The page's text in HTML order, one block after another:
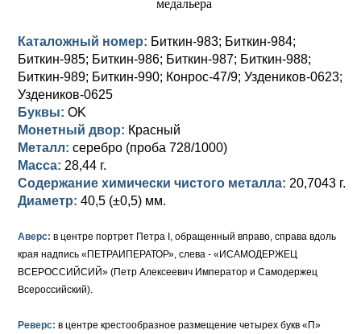
Для Польши
Памятные и донативные
Для Польши
Медь
Сибирские монеты
Для Молдавии и Валахии
Таврические монеты
Золото
Серебро
Медь
Для Пруссии
Ливонезы
Иоанн Антонович (1740-1741)
Анна Иоанновна (1730-1740)
Петр II (1727-1730)
Екатерина I (1725-1727)
Петр I (1682-1725)
Серебро
Медь
Для Речи Посполитой
Каталожный номер: Биткин-983; Биткин-984;
Биткин-985; Биткин-986; Биткин-987; Биткин-988;
Биткин-989; Биткин-990; Конрос-47/9; Уздеников-0623;
Уздеников-0625
Буквы: OK
Монетный двор: Красный
Металл: серебро (проба 728/1000)
Масса: 28,44 г.
Содержание химически чистого металла: 20,7043 г.
Диаметр: 40,5 (±0,5) мм.
Аверс: в центре портрет Петра I, обращенный вправо, справа вдоль
края надпись «ПЕТРАИПЕРАТОР», слева - «ИСАМОДЕРЖЕЦ
ВСЕРОССИЙСИЙ» (Петр Алексеевич Император и Самодержец
Всероссийский).
Реверс: в центре крестообразное размещение четырех букв «П»